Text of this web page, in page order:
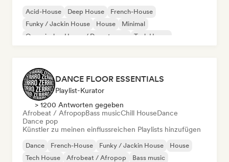
Acid-House Deep House
French-House
Funky / Jackin House
House
Minimal
Organischer House / Downtempo
Tech House
DANCE FLOOR ESSENTIALS
Playlist-Kurator
> 1200 Antworten gegeben
Afrobeat / AfropopBass musicChill HouseDance
Dance pop
Künstler zu meinen einflussreichen Playlists hinzufügen
Dance French-House Funky / Jackin House
House
Tech House
Afrobeat / Afropop
Bass music